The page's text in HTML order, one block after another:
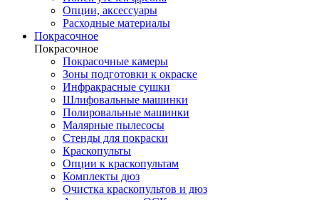
Опции, аксессуары
Расходные материалы
Покрасочное
Покрасочное
Покрасочные камеры
Зоны подготовки к окраске
Инфракрасные сушки
Шлифовальные машинки
Полировальные машинки
Малярные пылесосы
Стенды для покраски
Краскопульты
Опции к краскопультам
Комплекты дюз
Очистка краскопультов и дюз